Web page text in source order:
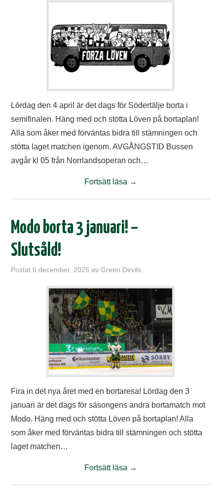
Lördag den 4 april är det dags för Södertälje borta i
semifinalen. Häng med och stötta Löven på bortaplan!
Alla som åker med förväntas bidra till stämningen och
stötta laget matchen igenom. AVGÅNGSTID Bussen
avgår kl 05 från Norrlandsoperan och…
Fortsätt läsa →
Modo borta 3 januari! –
Slutsåld!
Postat6 december, 2025 avGreen Devils
Fira in det nya året med en bortaresa! Lördag den 3
januari är det dags för säsongens andra bortamatch mot
Modo. Häng med och stötta Löven på bortaplan! Alla
som åker med förväntas bidra till stämningen och stötta
laget matchen…
Fortsätt läsa →